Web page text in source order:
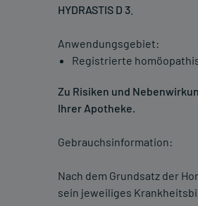
HYDRASTIS D 3
Anwendungsgebiet:
Registrierte
Zu Risiken und
Ihrer Apotheke.
Gebrauchsinformation:
Nach dem Grundsatz der
sein jeweiliges